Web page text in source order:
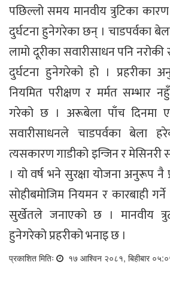
पछिल्लो समय मानवीय त्रुटिका
दुर्घटना हुनेगरेका छन् । चाडपर्वका
लामो दूरीका सवारीसाधन पनि
दुर्घटना हुनेगरेको हो । प्रहरीका
नियमित परीक्षण र मर्मत सम्भार
गरेको छ । अरूबेला पाँच दिनमा
सवारीसाधनले चाडपर्वका बेला
त्यसकारण गाडीको इन्जिन र मेसिनरी
। यो वर्ष भने सुरक्षा योजना अनुरूप नै
सोहीबमोजिम नियमन र कारबाही गर्ने
सुर्खेतले जनाएको छ । मानवीय
हुनेगरेको प्रहरीको भनाइ छ ।
प्रकाशित मितिः १७ आश्विन २०८१, बिहीबार